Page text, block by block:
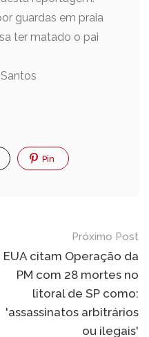
guardas em praia
ter matado o pai
Pin
Próximo Post
EUA citam Operação da
PM com 28 mortes no
litoral de SP como:
'assassinatos arbitrários
ou ilegais'